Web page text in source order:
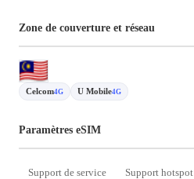
Zone de couverture et réseau
Celcom4G U Mobile4G
Paramètres eSIM
Support de service
Support hotspot